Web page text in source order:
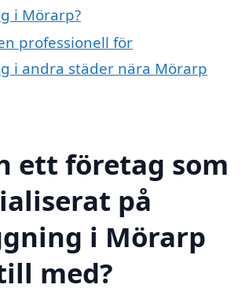
i Mörarp?
professionell för
i andra städer nära Mörarp
ett företag som
på
i Mörarp
med?